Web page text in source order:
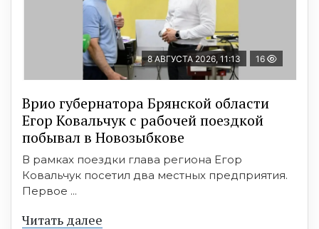
8 АВГУСТА 2026, 11:13 16
Врио губернатора Брянской области
Егор Ковальчук с рабочей поездкой
побывал в Новозыбкове
В рамках поездки глава региона Егор
Ковальчук посетил два местных предприятия.
Первое ...
Читать далее